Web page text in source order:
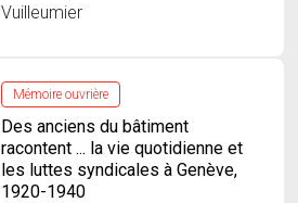
Vuilleumier
Mémoire ouvrière
Des anciens du bâtiment
racontent ... la vie quotidienne et
les luttes syndicales à Genève,
1920-1940